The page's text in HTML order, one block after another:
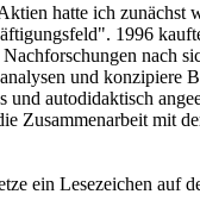
hatte ich zunächst
1996
nach
und
autodidaktisch
Zusammenarbeit mit
ein Lesezeichen auf